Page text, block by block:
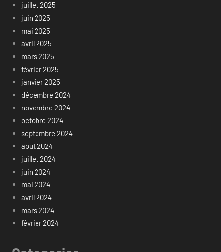
juillet 2025
juin 2025
mai 2025
avril 2025
mars 2025
février 2025
janvier 2025
décembre 2024
novembre 2024
octobre 2024
septembre 2024
août 2024
juillet 2024
juin 2024
mai 2024
avril 2024
mars 2024
février 2024